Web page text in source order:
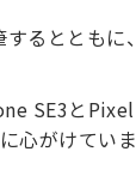
るとともに、
SE3とPixel
心がけていま